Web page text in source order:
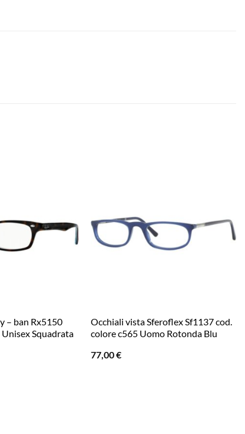
– ban Rx5150
Squadrata
Occhiali vista Sferoflex Sf1137 cod.
colore c565 Uomo Rotonda Blu
77,00€